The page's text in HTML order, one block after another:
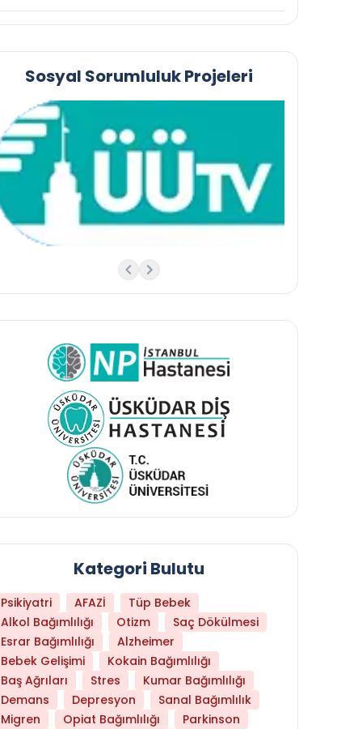
Sosyal Sorumluluk Projeleri
Kategori Bulutu
Psikiyatri AFAZİ
Tüp Bebek
Alkol Bağımlılığı
Otizm
Saç Dökülmesi
Esrar Bağımlılığı
Alzheimer
Bebek Gelişimi
Kokain Bağımlılığı
Baş Ağrıları
Stres
Kumar Bağımlılığı
Demans
Depresyon
Sanal Bağımlılık
Migren
Opiat Bağımlılığı
Parkinson